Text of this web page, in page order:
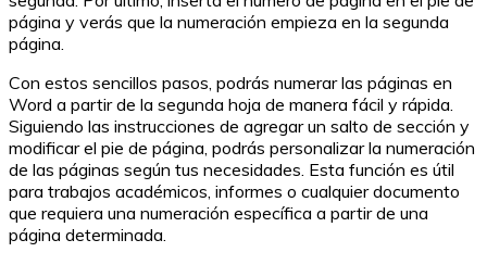
página y verás que la numeración empieza en la segunda
página.
Con estos sencillos pasos, podrás numerar las páginas en
Word a partir de la segunda hoja de manera fácil y rápida.
Siguiendo las instrucciones de agregar un salto de sección y
modificar el pie de página, podrás personalizar la numeración
de las páginas según tus necesidades. Esta función es útil
para trabajos académicos, informes o cualquier documento
que requiera una numeración específica a partir de una
página determinada.